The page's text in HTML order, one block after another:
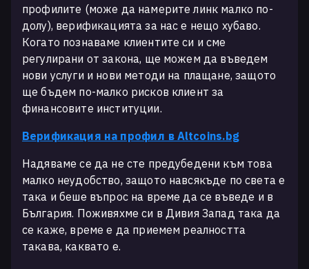
профилите (може да намерите линк малко по-
долу), верификацията за нас е нещо хубаво.
Когато познаваме клиентите си и сме
регулирани от закона, ще можем да въведем
нови услуги и нови методи на плащане, защото
ще бъдем по-малко рисков клиент за
финансовите институции.
Верификация на профил в Altcoins.bg
Надяваме се да не сте предубедени към това
малко неудобство, защото навсякъде по света е
така и беше въпрос на време да се въведе и в
България. Поживяхме си в Дивия Запад така да
се каже, време е да приемем реалността
такава, каквато е.